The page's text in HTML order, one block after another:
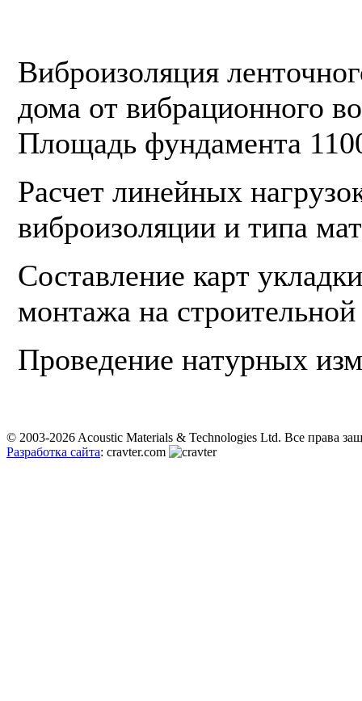
Виброизоляция
дома от вибрационного
Площадь фундамента
Расчет линейных
виброизоляции и типа
Составление карт
монтажа на
Проведение натурных
© 2003-2026 Acoustic Materials & Technologies Ltd. Все права
Разработка сайта: cravter.com